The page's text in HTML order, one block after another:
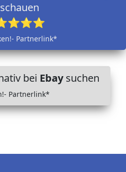
Partnerlink*
bei Ebaysuchen
Partnerlink*